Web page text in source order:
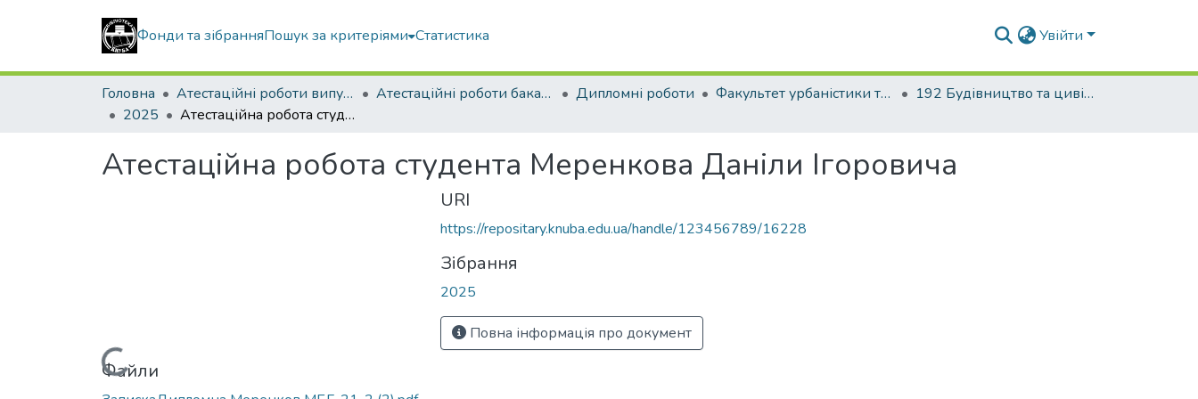
Фонди та зібранняПошук за критеріями Статистика Увійти
Головна Атестаційні роботи випускників Атестаційні роботи бакалаврів Дипломні роботи Факультет урбаністики та просторового планування
192 Будівництво та цивільна інженерія. Міське будівництво та господарство
2025
Атестаційна робота студента Меренкова Даніли Ігоровича
Атестаційна робота студента Меренкова Даніли Ігоровича
Файли
URI
https://repositary.knuba.edu.ua/handle/123456789/16228
Зібрання
2025
Повна інформація про документ